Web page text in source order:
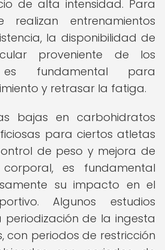
de alta intensidad. Para
entrenamientos
la disponibilidad de
proveniente de los
es fundamental para
y retrasar la fatiga.
bajas en carbohidratos
para ciertos atletas
de peso y mejora de
es fundamental
su impacto en el
Algunos estudios
periodización de la ingesta
con periodos de restricción